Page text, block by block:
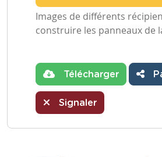
Images de différents
construire les panneaux de
Télécharger
Signaler